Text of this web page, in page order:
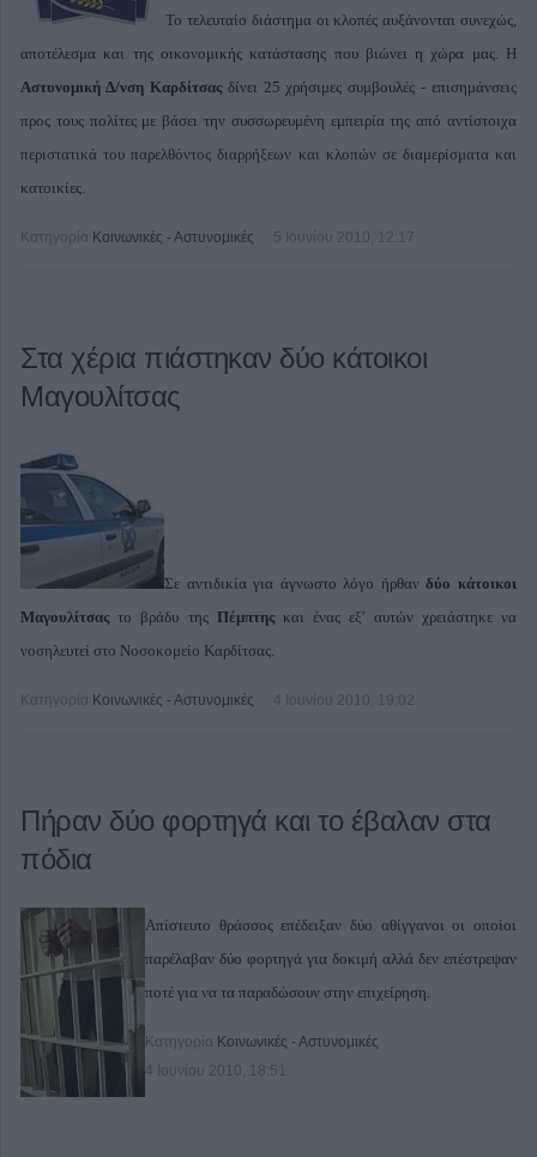
Το τελευταίο διάστημα οι κλοπές αυξάνονται συνεχώς,
αποτέλεσμα και της οικονομικής κατάστασης που βιώνει η χώρα μας. Η
Αστυνομική Δ/νση Καρδίτσαςδίνει 25 χρήσιμες συμβουλές - επισημάνσεις
προς τους πολίτες με βάσει την συσσωρευμένη εμπειρία της από αντίστοιχα
περιστατικά του παρελθόντος διαρρήξεων και κλοπών σε διαμερίσματα και
κατοικίες.
Κατηγορία Κοινωνικές - Αστυνομικές 5 Ιουνίου 2010, 12:17
Στα χέρια πιάστηκαν δύο κάτοικοι
Μαγουλίτσας
Σε αντιδικία για άγνωστο λόγο ήρθανδύο κάτοικοι
Μαγουλίτσαςτο βράδυ της Πέμπτης και ένας εξ' αυτών χρειάστηκε να
νοσηλευτεί στο Νοσοκομείο Καρδίτσας.
Κατηγορία Κοινωνικές - Αστυνομικές 4 Ιουνίου 2010, 19:02
Πήραν δύο φορτηγά και το έβαλαν στα
πόδια
Απίστευτο θράσσος επέδειξαν δύο αθίγγανοι οι οποίοι
παρέλαβαν δύο φορτηγά για δοκιμή αλλά δεν επέστρεψαν
ποτέ για να τα παραδώσουν στην επιχείρηση.
Κατηγορία Κοινωνικές - Αστυνομικές
4 Ιουνίου 2010, 18:51